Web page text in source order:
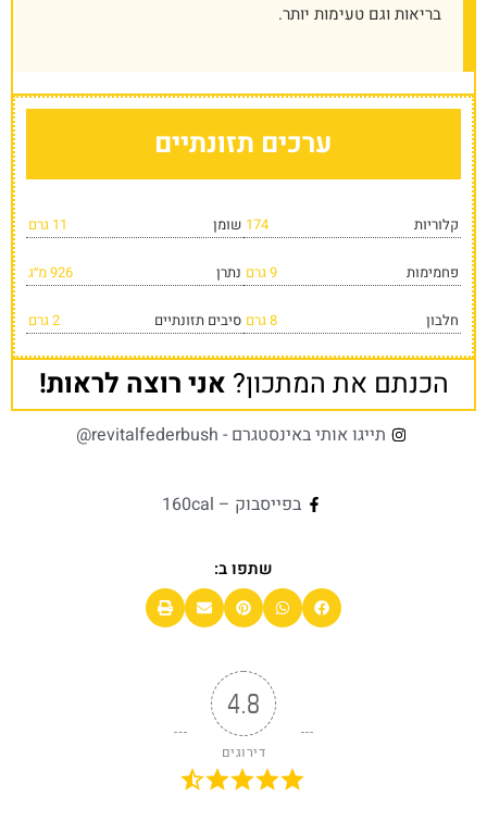
בריאות וגם טעימות יותר.
ערכים תזונתיים
קלוריות 174
פחמימות 9 גרם
חלבון 8 גרם
שומן 11 גרם
נתרן 926 מ״ג
סיבים תזונתיים 2 גרם
הכנתם את המתכון? אני רוצה לראות!
תייגו אותי באינסטגרם - revitalfederbush@
בפייסבוק – 160cal
שתפו ב:
4.8
דירוגים